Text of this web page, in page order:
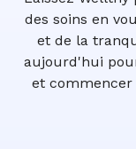
des soins en
et de la
aujourd'hui
et